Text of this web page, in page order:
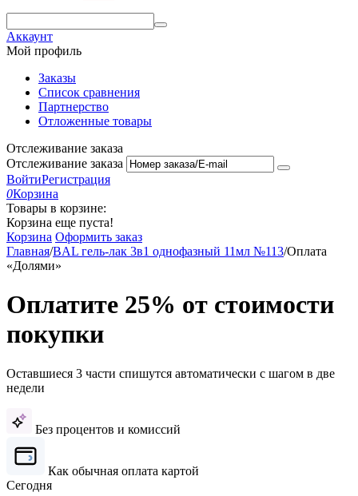
Аккаунт
Мой профиль
Заказы
Список сравнения
Партнерство
Отложенные товары
Отслеживание заказа
Отслеживание заказа
ВойтиРегистрация
0Корзина
Товары в корзине:
Корзина еще пуста!
Корзина Оформить заказ
Главная/BAL гель-лак 3в1 однофазный 11мл №113/Оплата
«Долями»
Оплатите 25% от стоимости
покупки
Оставшиеся 3 части спишутся автоматически с шагом в две
недели
Без процентов и комиссий
Как обычная оплата картой
Сегодня